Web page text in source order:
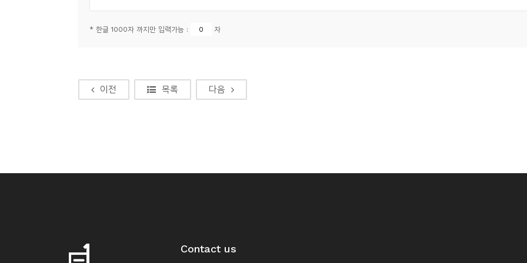
* 한글 1000자 까지만 입력가능 : 자
이전 목록 다음
Contact us